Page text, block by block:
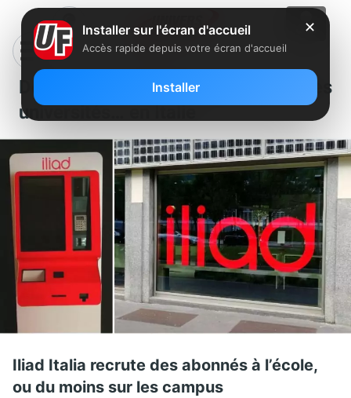
Des bornes Iliad déployées dans des
universités… en Italie
Iliad Italia recrute des abonnés à l’école,
ou du moins sur les campus
✕
Installer sur l'écran d'accueil
Accès rapide depuis votre écran d'accueil
Installer